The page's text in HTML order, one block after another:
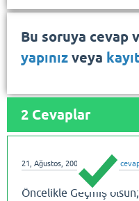
Bu soruya cevap
yapınız veya
2 Cevaplar
21, Ağustos, 2008 dralihatay
Öncelikle Geçmiş olsun;